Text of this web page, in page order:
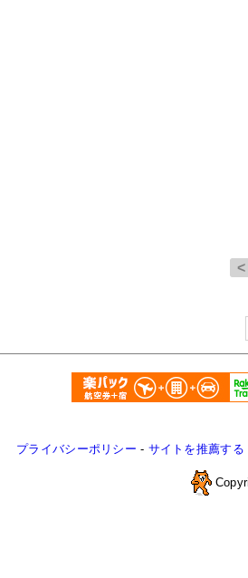
プライバシーポリシー - サイトを推薦する